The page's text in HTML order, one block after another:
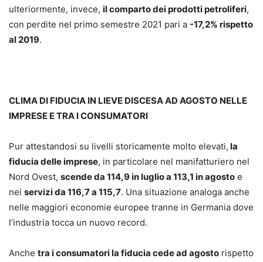
ulteriormente, invece, il comparto dei prodotti petroliferi,
con perdite nel primo semestre 2021 pari a -17,2% rispetto
al 2019.
CLIMA DI FIDUCIA IN LIEVE DISCESA AD AGOSTO NELLE
IMPRESE E TRA I CONSUMATORI
Pur attestandosi su livelli storicamente molto elevati, la
fiducia delle imprese, in particolare nel manifatturiero nel
Nord Ovest, scende da 114,9 in luglio a 113,1 in agosto e
nei servizi da 116,7 a 115,7. Una situazione analoga anche
nelle maggiori economie europee tranne in Germania dove
l’industria tocca un nuovo record.
Anche tra i consumatori la fiducia cede ad agosto rispetto